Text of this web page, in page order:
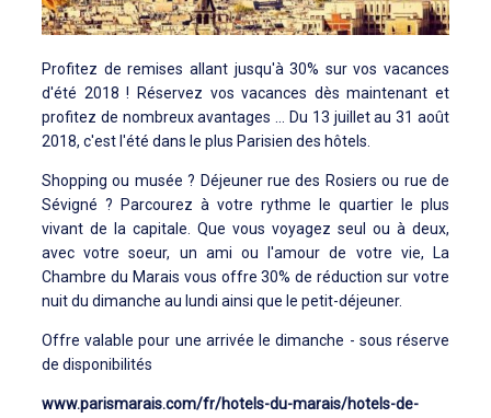
Profitez de remises allant jusqu'à 30% sur vos vacances
d'été 2018 ! Réservez vos vacances dès maintenant et
profitez de nombreux avantages ... Du 13 juillet au 31 août
2018, c'est l'été dans le plus Parisien des hôtels.
Shopping ou musée ? Déjeuner rue des Rosiers ou rue de
Sévigné ? Parcourez à votre rythme le quartier le plus
vivant de la capitale. Que vous voyagez seul ou à deux,
avec votre soeur, un ami ou l'amour de votre vie, La
Chambre du Marais vous offre 30% de réduction sur votre
nuit du dimanche au lundi ainsi que le petit-déjeuner.
Offre valable pour une arrivée le dimanche - sous réserve
de disponibilités
www.parismarais.com/fr/hotels-du-marais/hotels-de-